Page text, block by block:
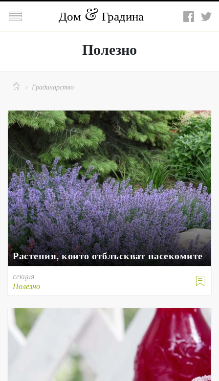
 Дом Градина
Полезно
  Градинарство
Растения, които отблъскват насекомите

секция
Полезно